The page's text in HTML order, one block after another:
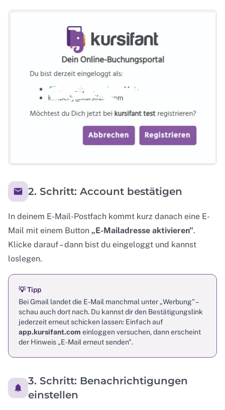
2. Schritt: Account bestätigen
In deinem E-Mail-Postfach kommt kurz danach eine E-
Mail mit einem Button „E-Mailadresse aktivieren".
Klicke darauf – dann bist du eingeloggt und kannst
loslegen.
💡 Tipp
Bei Gmail landet die E-Mail manchmal unter „Werbung" –
schau auch dort nach. Du kannst dir den Bestätigungslink
jederzeit erneut schicken lassen: Einfach auf
app.kursifant.com einloggen versuchen, dann erscheint
der Hinweis „E-Mail erneut senden".
3. Schritt: Benachrichtigungen
einstellen